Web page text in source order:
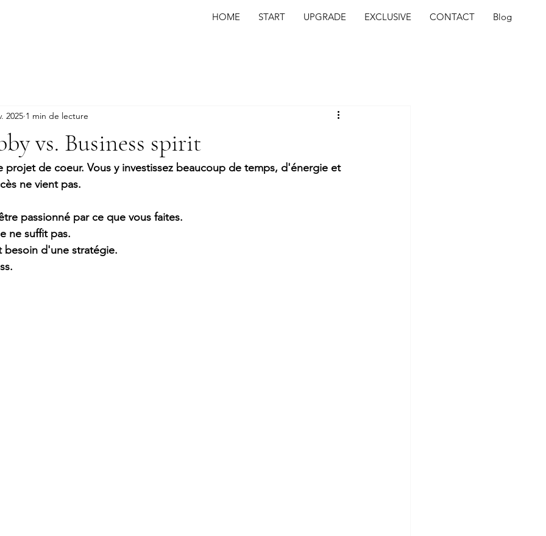
HOME START UPGRADE EXCLUSIVE CONTACT Blog
vs. Business spirit
2025 1 min de lecture
projet de coeur. Vous y investissez beaucoup de temps, d'énergie et
ne vient pas.
passionné par ce que vous faites.
ne suffit pas.
besoin d'une stratégie.